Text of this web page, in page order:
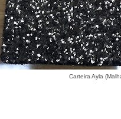
Carteira Ayla